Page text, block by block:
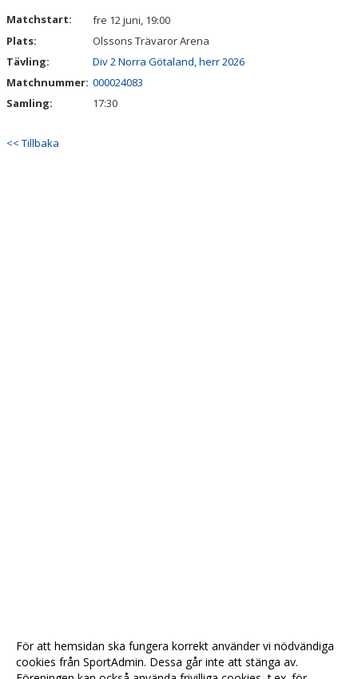
DOKUMENT
KONTAKT
Matchstart:
fre 12 juni, 19:00
Plats:
Olssons Trävaror Arena
Tävling:
Div 2 Norra Götaland, herr 2026
Matchnummer: 000024083
Samling:
17:30
<< Tillbaka
För att hemsidan ska fungera korrekt använder vi nödvändiga
cookies från SportAdmin. Dessa går inte att stänga av.